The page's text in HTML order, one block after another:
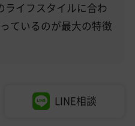
い合わせ
ライフスタイルに合わ
ているのが最大の特徴
LINE相談